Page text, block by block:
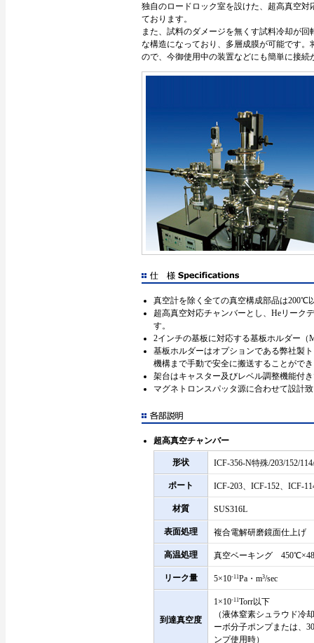
独自のロードロック室を設けた、超高真空
ております。
また、試料のダメージを無くす試料冷却が
な構造になっており、多層成膜が可能です
ので、今御使用中の装置などにも簡単に接続
真空計を除く全ての真空構成部品は200℃
超高真空対応チャンバーとし、Heリーク
す。
2インチの基板に対応する基板ホルダー
基板ホルダーはオプションである弊社製
機構まで手動で安全に搬送することがで
架台はキャスター及びレベル調整機能付
マグネトロンスパッタ源に合わせて設計
超高真空チャンバー
形状 ICF-356-N特殊/203/152/
ポート ICF-203、ICF-152、ICF-
材質 SUS316L
表面処理 複合電解研磨鏡面仕上げ
高温処理 真空ベーキング
リーク量 5×10-11Pa・m3/sec
到達真空度
1×10-11Torr以下
（液体窒素シュラウド冷
ーボ分子ポンプまたは、
ンプ使用時）